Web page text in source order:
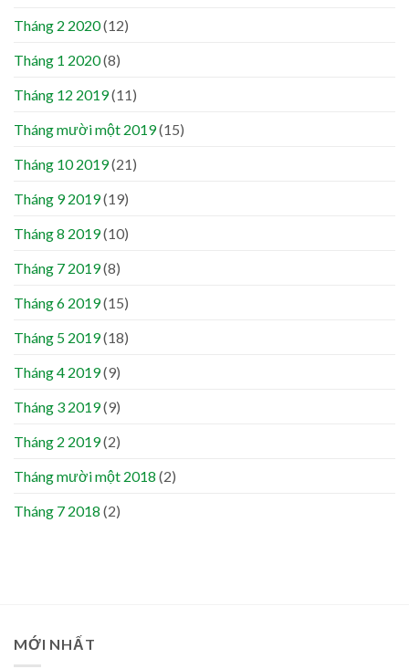
Tháng 2 2020(12)
Tháng 1 2020(8)
Tháng 12 2019(11)
Tháng mười một 2019(15)
Tháng 10 2019(21)
Tháng 9 2019(19)
Tháng 8 2019(10)
Tháng 7 2019(8)
Tháng 6 2019(15)
Tháng 5 2019(18)
Tháng 4 2019(9)
Tháng 3 2019(9)
Tháng 2 2019(2)
Tháng mười một 2018 (2)
Tháng 7 2018 (2)
MỚI NHẤT